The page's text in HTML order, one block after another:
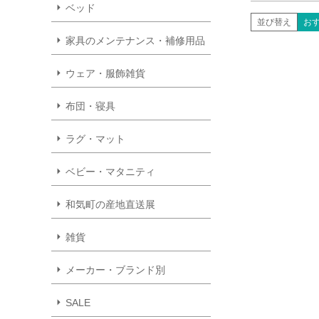
ベッド
家具のメンテナンス・補修用品
ウェア・服飾雑貨
布団・寝具
ラグ・マット
ベビー・マタニティ
和気町の産地直送展
雑貨
メーカー・ブランド別
SALE
並び替え お